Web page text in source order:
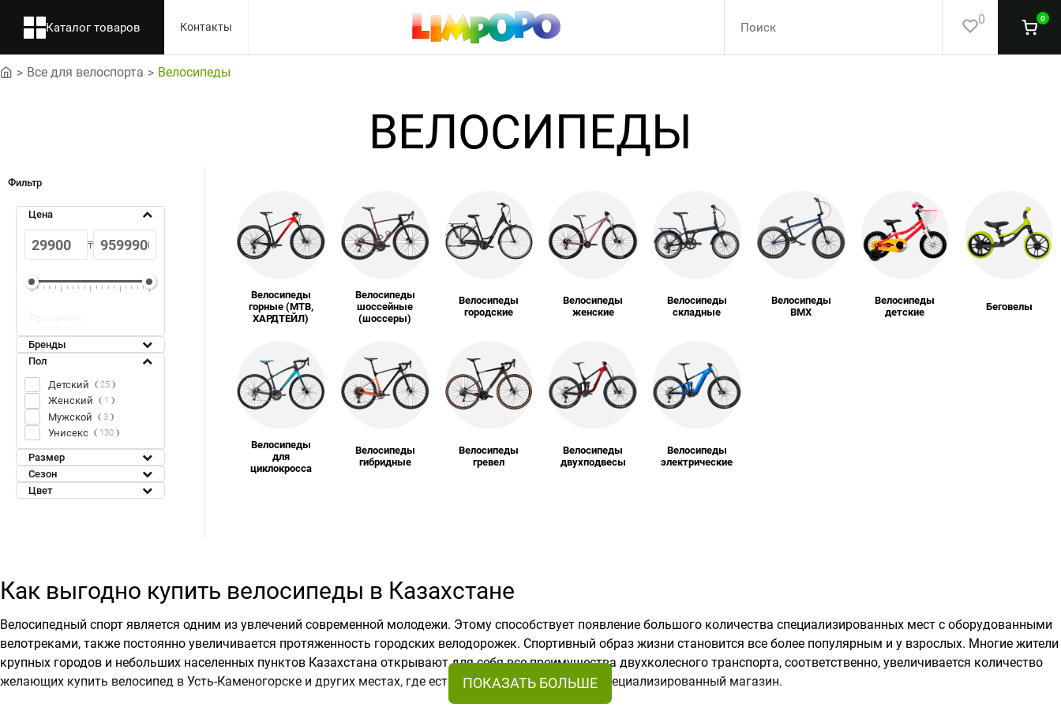
Каталог товаров Контакты 0 0
ВЕЛОСИПЕДЫ
Все для велоспорта Велосипеды
Фильтр
Цена
₸
Бренды
Пол
Детский 25
Женский 1
Мужской 3
Унисекс 130
Размер
Сезон
Цвет
Велосипеды
горные (MTB,
ХАРДТЕЙЛ)
Велосипеды
шоссейные
(шоссеры)
Велосипеды
городские
Велосипеды
женские
Велосипеды
складные
Велосипеды
BMX
Велосипеды
детские
Беговелы
Велосипеды
для
циклокросса
Велосипеды
гибридные
Велосипеды
гревел
Велосипеды
двухподвесы
Велосипеды
электрические
Как выгодно купить велосипеды в Казахстане
Велосипедный спорт является одним из увлечений современной молодежи. Этому способствует появление большого количества специализированных мест с оборудованными
велотреками, также постоянно увеличивается протяженность городских велодорожек. Спортивный образ жизни становится все более популярным и у взрослых. Многие жители
крупных городов и небольших населенных пунктов Казахстана открывают для себя все преимущества двухколесного транспорта, соответственно, увеличивается количество
желающих купить велосипед в Усть-Каменогорске и других местах, где есть возможность посетить специализированный магазин.